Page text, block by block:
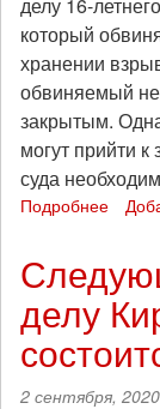
который
хранении
обвиняемый
закрытым.
могут прийти
суда
Подробнее
11
делу
2 сентября,